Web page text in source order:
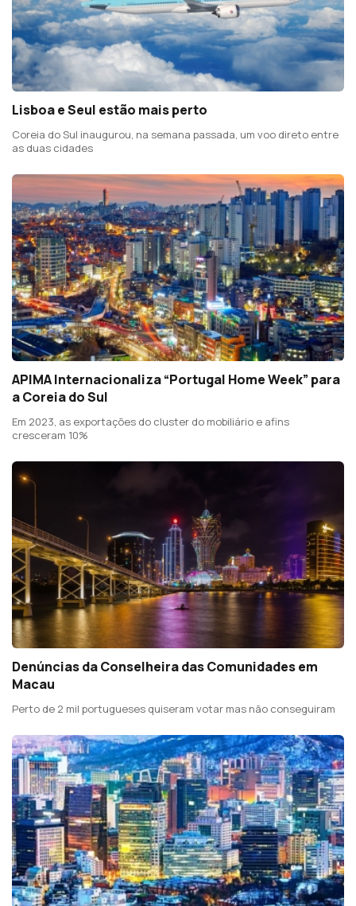
Lisboa e Seul estão mais perto
Coreia do Sul inaugurou, na semana passada, um voo direto entre
as duas cidades
APIMA Internacionaliza “Portugal Home Week” para
a Coreia do Sul
Em 2023, as exportações do cluster do mobiliário e afins
cresceram 10%
Denúncias da Conselheira das Comunidades em
Macau
Perto de 2 mil portugueses quiseram votar mas não conseguiram